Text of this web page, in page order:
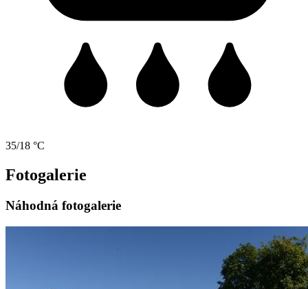
35/18 °C
Fotogalerie
Náhodná fotogalerie